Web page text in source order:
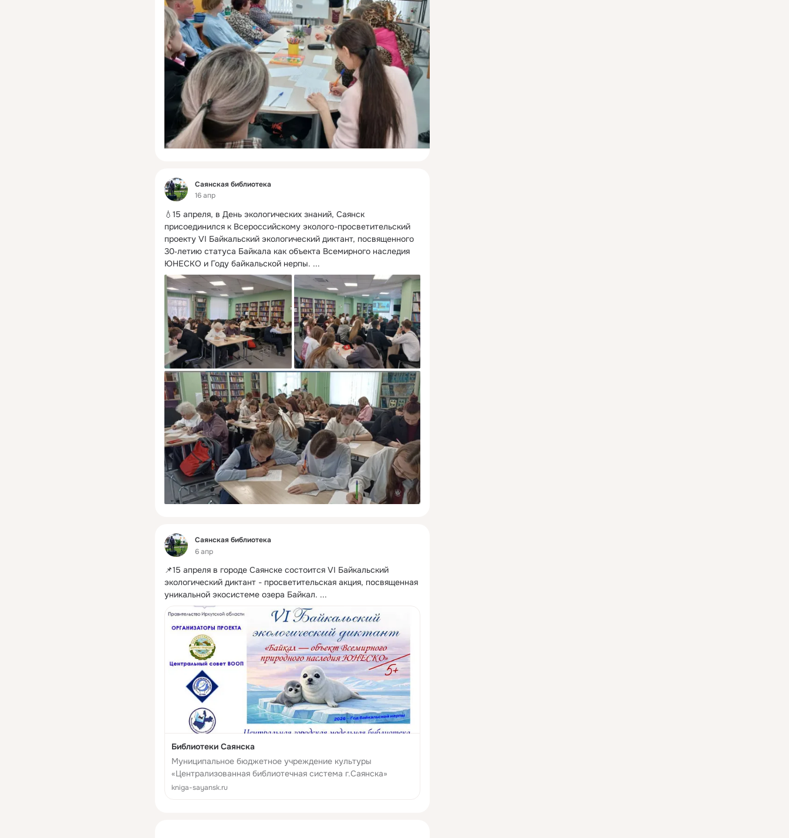
Фид
Саянская библиотека
16 апр
💧15 апреля, в День экологических знаний, Саянск
присоединился к Всероссийскому эколого-просветительский
проекту VI Байкальский экологический диктант, посвященного
30‑летию статуса Байкала как объекта Всемирного наследия
ЮНЕСКО и Году байкальской нерпы. ...
Фид
Саянская библиотека
6 апр
📌15 апреля в городе Саянске состоится VI Байкальский
экологический диктант - просветительская акция, посвященная
уникальной экосистеме озера Байкал. ...
Библиотеки Саянска
Муниципальное бюджетное учреждение культуры
«Централизованная библиотечная система г.Саянска»
kniga-sayansk.ru